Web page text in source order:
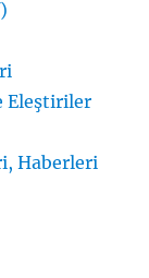
Eleştiriler
Haberleri